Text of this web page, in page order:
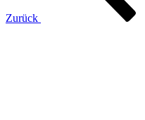
Zurück